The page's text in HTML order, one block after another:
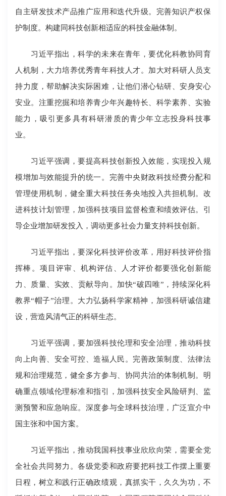
自主研发技术产品推广应用和迭代升级。完善知识产权保
护制度。构建同科技创新相适应的科技金融体制。
习近平指出，科学的未来在青年，要优化科教协同育
人机制，大力培养优秀青年科技人才。加大对科研人员支
持力度，帮助解决实际困难，让他们潜心钻研、安身安心
安业。注重挖掘和培养青少年兴趣特长、科学素养、实验
能力，吸引更多具有科研潜质的青少年立志投身科技事
业。
习近平强调，要提高科技创新投入效能，实现投入规
模增加与效能提升的统一。完善中央财政科技经费分配和
管理使用机制，健全重大科技任务央地投入共担机制。改
进科技计划管理，加强科技项目监督检查和绩效评估。引
导企业增加研发投入，调动更多社会力量支持科技创新。
习近平指出，要深化科技评价改革，用好科技评价指
挥棒。项目评审、机构评估、人才评价都要强化创新能
力、质量、实效、贡献导向。加快“破四唯”，持续深化科
教界“帽子”治理。大力弘扬科学家精神，加强科研诚信建
设，营造风清气正的科研生态。
习近平强调，要加强科技伦理和安全治理，推动科技
向上向善、安全可控、造福人民。完善政策制度、法律法
规和治理规范，健全多方参与、协同共治的体制机制。明
确重点领域伦理标准和指引，加强科技安全风险研判、监
测预警和应急响应。深度参与全球科技治理，广泛宣介中
国主张和中国方案。
习近平指出，推动我国科技事业欣欣向荣，需要全党
全社会共同努力。各级党委和政府要把科技工作摆上重要
日程，树立和践行正确政绩观，真抓实干，久久为功，不